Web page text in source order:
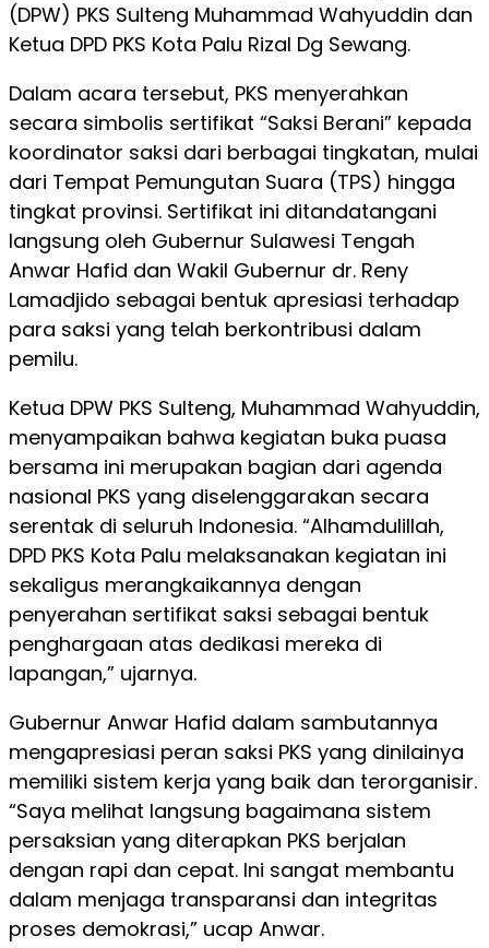
(DPW) PKS Sulteng Muhammad Wahyuddin dan
Ketua DPD PKS Kota Palu Rizal Dg Sewang.
Dalam acara tersebut, PKS menyerahkan
secara simbolis sertifikat “Saksi Berani” kepada
koordinator saksi dari berbagai tingkatan, mulai
dari Tempat Pemungutan Suara (TPS) hingga
tingkat provinsi. Sertifikat ini ditandatangani
langsung oleh Gubernur Sulawesi Tengah
Anwar Hafid dan Wakil Gubernur dr. Reny
Lamadjido sebagai bentuk apresiasi terhadap
para saksi yang telah berkontribusi dalam
pemilu.
Ketua DPW PKS Sulteng, Muhammad Wahyuddin,
menyampaikan bahwa kegiatan buka puasa
bersama ini merupakan bagian dari agenda
nasional PKS yang diselenggarakan secara
serentak di seluruh Indonesia. “Alhamdulillah,
DPD PKS Kota Palu melaksanakan kegiatan ini
sekaligus merangkaikannya dengan
penyerahan sertifikat saksi sebagai bentuk
penghargaan atas dedikasi mereka di
lapangan,” ujarnya.
Gubernur Anwar Hafid dalam sambutannya
mengapresiasi peran saksi PKS yang dinilainya
memiliki sistem kerja yang baik dan terorganisir.
“Saya melihat langsung bagaimana sistem
persaksian yang diterapkan PKS berjalan
dengan rapi dan cepat. Ini sangat membantu
dalam menjaga transparansi dan integritas
proses demokrasi,” ucap Anwar.